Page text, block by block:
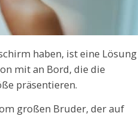
haben, ist eine Lösung
mit an Bord, die die
präsentieren.
großen Bruder, der auf